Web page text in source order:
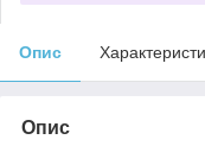
Опис
Опис